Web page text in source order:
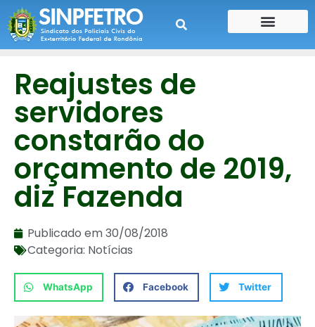
Reajustes de
servidores
constarão do
orçamento de 2019,
diz Fazenda
Publicado em30/08/2018
Categoria: Notícias
WhatsApp Facebook Twitter